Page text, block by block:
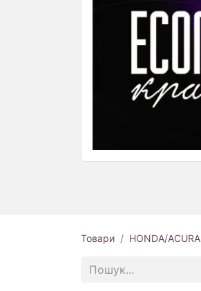
Товари HONDA/ACURA